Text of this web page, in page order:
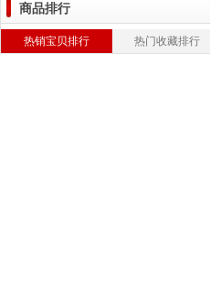
商品排行
热销宝贝排行 热门收藏排行